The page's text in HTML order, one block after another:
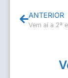
ANTERIOR